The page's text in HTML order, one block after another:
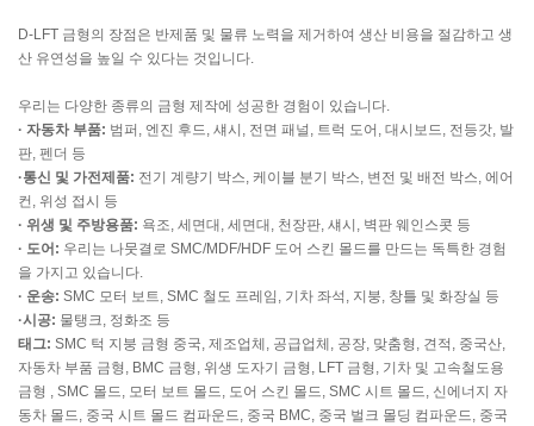
D-LFT 금형의 장점은 반제품 및 물류 노력을 제거하여 생산 비용을 절감하고 생
산 유연성을 높일 수 있다는 것입니다.
우리는 다양한 종류의 금형 제작에 성공한 경험이 있습니다.
· 자동차 부품: 범퍼, 엔진 후드, 섀시, 전면 패널, 트럭 도어, 대시보드, 전등갓, 발
판, 펜더 등
·통신 및 가전제품: 전기 계량기 박스, 케이블 분기 박스, 변전 및 배전 박스, 에어
컨, 위성 접시 등
· 위생 및 주방용품: 욕조, 세면대, 세면대, 천장판, 섀시, 벽판 웨인스콧 등
· 도어: 우리는 나뭇결로 SMC/MDF/HDF 도어 스킨 몰드를 만드는 독특한 경험
을 가지고 있습니다.
· 운송: SMC 모터 보트, SMC 철도 프레임, 기차 좌석, 지붕, 창틀 및 화장실 등
·시공: 물탱크, 정화조 등
태그: SMC 턱 지붕 금형 중국, 제조업체, 공급업체, 공장, 맞춤형, 견적, 중국산,
자동차 부품 금형, BMC 금형, 위생 도자기 금형, LFT 금형, 기차 및 고속철도용
금형 , SMC 몰드, 모터 보트 몰드, 도어 스킨 몰드, SMC 시트 몰드, 신에너지 자
동차 몰드, 중국 시트 몰드 컴파운드, 중국 BMC, 중국 벌크 몰딩 컴파운드, 중국